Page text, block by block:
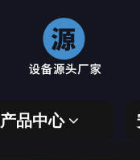
产品中心